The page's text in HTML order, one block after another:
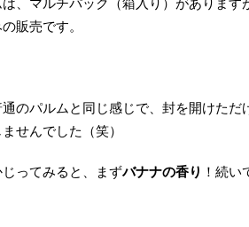
、マルチパック（箱入り）があります
販売です。
通のパルムと同じ感じで、封を開けた
せんでした（笑）
ってみると、まずバナナの香り ！続い